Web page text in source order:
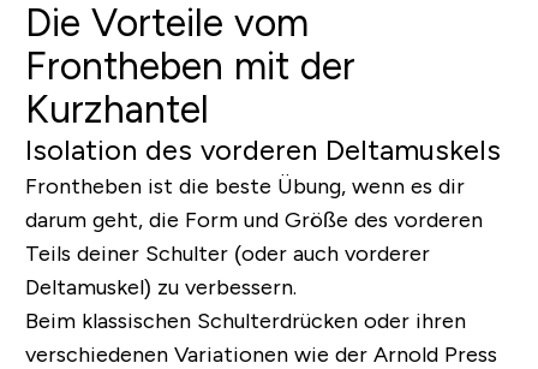
Die Vorteile vom
Frontheben mit der
Kurzhantel
Isolation des vorderen Deltamuskels
Frontheben ist die beste Übung, wenn es dir
darum geht, die Form und Größe des vorderen
Teils deiner Schulter (oder auch vorderer
Deltamuskel) zu verbessern.
Beim klassischen Schulterdrücken oder ihren
verschiedenen Variationen wie der Arnold Press